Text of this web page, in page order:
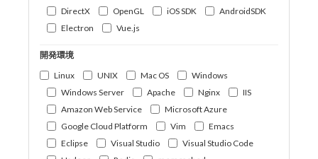
DirectX
OpenGL iOS SDK
AndroidSDK
Electron
Vue.js
開発環境
Linux
UNIX Mac OS
Windows
Windows Server
Apache Nginx
IIS
Amazon Web Service
Microsoft Azure
Google Cloud Platform
Vim
Emacs
Eclipse
Visual Studio
Visual Studio Code